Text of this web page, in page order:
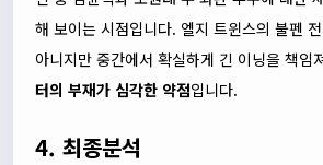
해 보이는 시점입니다. 엘지 트윈스의 불펜
아니지만 중간에서 확실하게 긴 이닝을 책임
터의 부재가 심각한 약점입니다.
4. 최종분석